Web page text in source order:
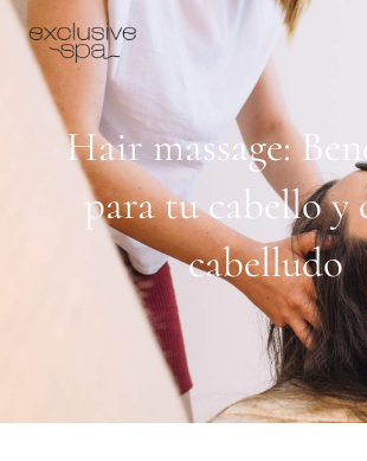
Hair massage:
para tu cabello y
cabelludo